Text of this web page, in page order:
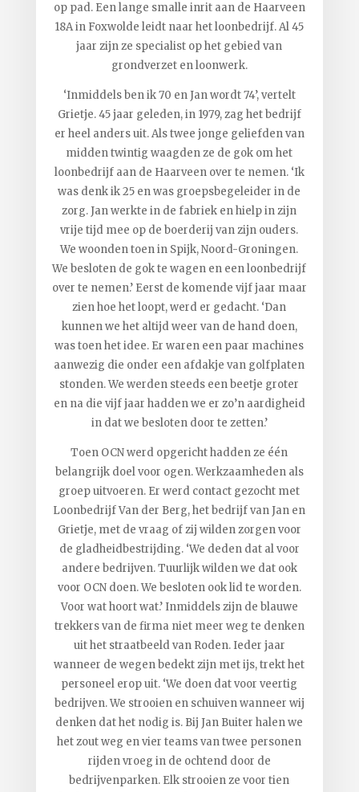
op pad. Een lange smalle inrit aan de Haarveen
18A in Foxwolde leidt naar het loonbedrijf. Al 45
jaar zijn ze specialist op het gebied van
grondverzet en loonwerk.
‘Inmiddels ben ik 70 en Jan wordt 74’, vertelt
Grietje. 45 jaar geleden, in 1979, zag het bedrijf
er heel anders uit. Als twee jonge geliefden van
midden twintig waagden ze de gok om het
loonbedrijf aan de Haarveen over te nemen. ‘Ik
was denk ik 25 en was groepsbegeleider in de
zorg. Jan werkte in de fabriek en hielp in zijn
vrije tijd mee op de boerderij van zijn ouders.
We woonden toen in Spijk, Noord-Groningen.
We besloten de gok te wagen en een loonbedrijf
over te nemen.’ Eerst de komende vijf jaar maar
zien hoe het loopt, werd er gedacht. ‘Dan
kunnen we het altijd weer van de hand doen,
was toen het idee. Er waren een paar machines
aanwezig die onder een afdakje van golfplaten
stonden. We werden steeds een beetje groter
en na die vijf jaar hadden we er zo’n aardigheid
in dat we besloten door te zetten.’
Toen OCN werd opgericht hadden ze één
belangrijk doel voor ogen. Werkzaamheden als
groep uitvoeren. Er werd contact gezocht met
Loonbedrijf Van der Berg, het bedrijf van Jan en
Grietje, met de vraag of zij wilden zorgen voor
de gladheidbestrijding. ‘We deden dat al voor
andere bedrijven. Tuurlijk wilden we dat ook
voor OCN doen. We besloten ook lid te worden.
Voor wat hoort wat.’ Inmiddels zijn de blauwe
trekkers van de firma niet meer weg te denken
uit het straatbeeld van Roden. Ieder jaar
wanneer de wegen bedekt zijn met ijs, trekt het
personeel erop uit. ‘We doen dat voor veertig
bedrijven. We strooien en schuiven wanneer wij
denken dat het nodig is. Bij Jan Buiter halen we
het zout weg en vier teams van twee personen
rijden vroeg in de ochtend door de
bedrijvenparken. Elk strooien ze voor tien